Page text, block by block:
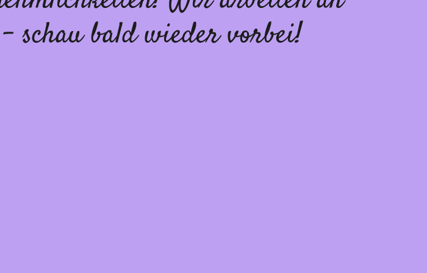
schau bald wieder vorbei!